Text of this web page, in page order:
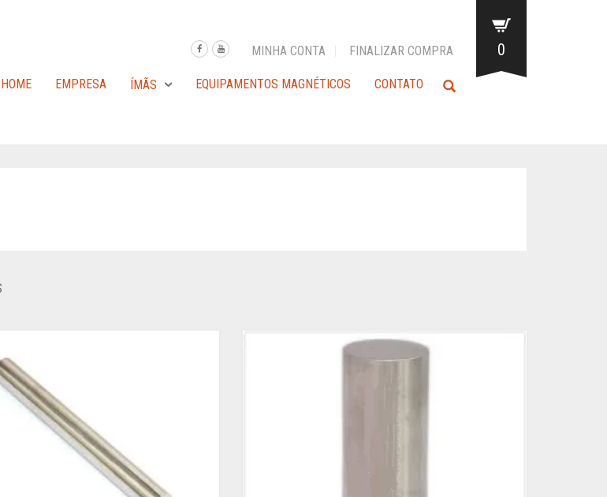
MINHA CONTA FINALIZAR COMPRA
HOME EMPRESA ÍMÃS EQUIPAMENTOS MAGNÉTICOS CONTATO
0